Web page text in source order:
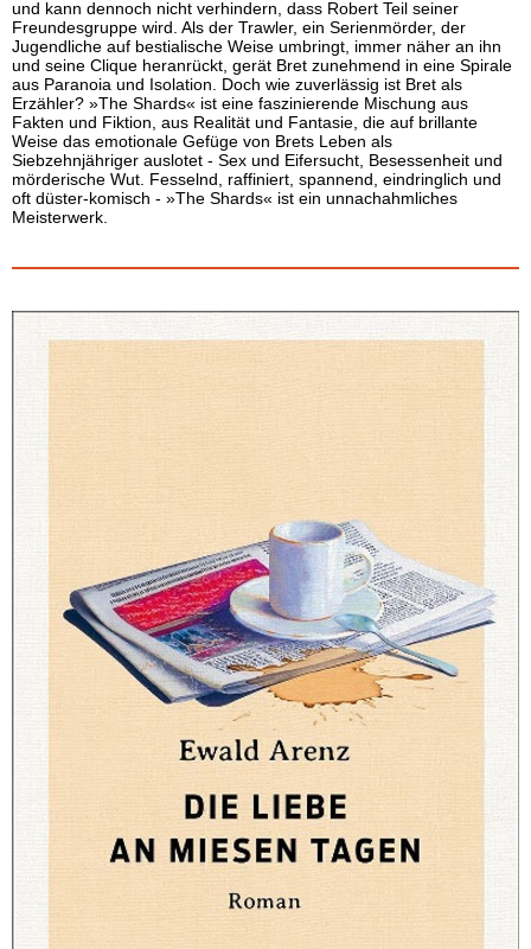
und kann dennoch nicht verhindern, dass Robert Teil seiner
Freundesgruppe wird. Als der Trawler, ein Serienmörder, der
Jugendliche auf bestialische Weise umbringt, immer näher an ihn
und seine Clique heranrückt, gerät Bret zunehmend in eine Spirale
aus Paranoia und Isolation. Doch wie zuverlässig ist Bret als
Erzähler? »The Shards« ist eine faszinierende Mischung aus
Fakten und Fiktion, aus Realität und Fantasie, die auf brillante
Weise das emotionale Gefüge von Brets Leben als
Siebzehnjähriger auslotet - Sex und Eifersucht, Besessenheit und
mörderische Wut. Fesselnd, raffiniert, spannend, eindringlich und
oft düster-komisch - »The Shards« ist ein unnachahmliches
Meisterwerk.